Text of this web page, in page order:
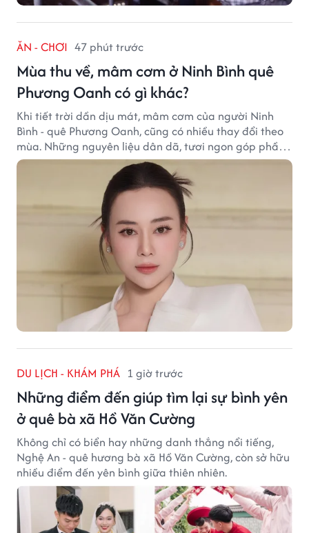
ĂN - CHƠI 47 phút trước
Mùa thu về, mâm cơm ở Ninh Bình quê
Phương Oanh có gì khác?
Khi tiết trời dần dịu mát, mâm cơm của người Ninh
Bình - quê Phương Oanh, cũng có nhiều thay đổi theo
mùa. Những nguyên liệu dân dã, tươi ngon góp phần
tạo nên hương vị bình dị nhưng đầy cuốn hút của vùng
DU LỊCH - KHÁM PHÁ 1 giờ trước
Những điểm đến giúp tìm lại sự bình yên
ở quê bà xã Hồ Văn Cường
Không chỉ có biển hay những danh thắng nổi tiếng,
Nghệ An - quê hương bà xã Hồ Văn Cường, còn sở hữu
nhiều điểm đến yên bình giữa thiên nhiên.